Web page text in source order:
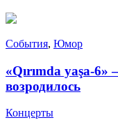
События, Юмор
«Qırımda yaşa-
возродилось
Концерты